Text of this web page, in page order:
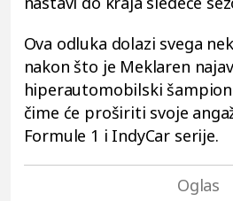
Ova odluka dolazi svega
nakon što je Meklaren
hiperautomobilski
čime će proširiti svoje
Formule 1 i IndyCar serije.